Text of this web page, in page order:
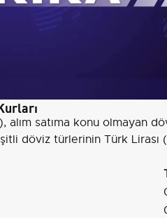
alım satıma konu olmayan
döviz türlerinin Türk Lirası